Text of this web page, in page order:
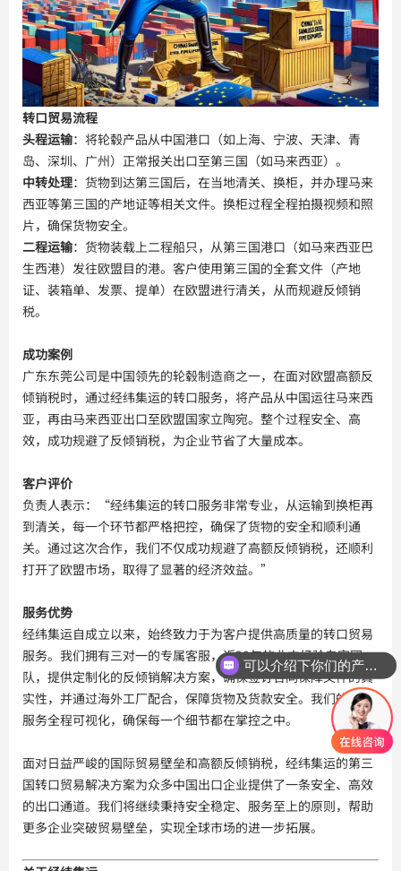
转口贸易流程
头程运输：将轮毂产品从中国港口（如上海、宁波、天津、青
岛、深圳、广州）正常报关出口至第三国（如马来西亚）。
中转处理：货物到达第三国后，在当地清关、换柜，并办理马来
西亚等第三国的产地证等相关文件。换柜过程全程拍摄视频和照
片，确保货物安全。
二程运输：货物装载上二程船只，从第三国港口（如马来西亚巴
生西港）发往欧盟目的港。客户使用第三国的全套文件（产地
证、装箱单、发票、提单）在欧盟进行清关，从而规避反倾销
税。
成功案例
广东东莞公司是中国领先的轮毂制造商之一，在面对欧盟高额反
倾销税时，通过经纬集运的转口服务，将产品从中国运往马来西
亚，再由马来西亚出口至欧盟国家立陶宛。整个过程安全、高
效，成功规避了反倾销税，为企业节省了大量成本。
客户评价
负责人表示：“经纬集运的转口服务非常专业，从运输到换柜再
到清关，每一个环节都严格把控，确保了货物的安全和顺利通
关。通过这次合作，我们不仅成功规避了高额反倾销税，还顺利
打开了欧盟市场，取得了显著的经济效益。”
服务优势
经纬集运自成立以来，始终致力于为客户提供高质量的转口贸易
服务。我们拥有三对一的专属客服，近20年的业内经验专家团
队，提供定制化的反倾销解决方案，确保签订合同保障文件的真
实性，并通过海外工厂配合，保障货物及货款安全。我们的转口
服务全程可视化，确保每一个细节都在掌控之中。
面对日益严峻的国际贸易壁垒和高额反倾销税，经纬集运的第三
国转口贸易解决方案为众多中国出口企业提供了一条安全、高效
的出口通道。我们将继续秉持安全稳定、服务至上的原则，帮助
更多企业突破贸易壁垒，实现全球市场的进一步拓展。
可以介绍下你们的产品么？